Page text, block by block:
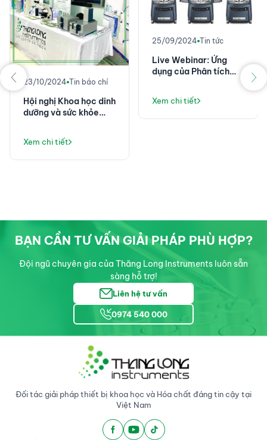
23/10/2024 Tin báo chí
Hội nghị Khoa học dinh
dưỡng và sức khỏe
quân năm 2024
Xem chi tiết
25/09/2024 Tin tức
Live Webinar: Ứng
dụng của Phân tích
nhiệt và lưu biến trong
Công nghiệp điện tử
Xem chi tiết
BẠN CẦN TƯ VẤN GIẢI PHÁP PHÙ HỢP?
Đội ngũ chuyên gia của Thăng Long Instruments luôn sẵn
sàng hỗ trợ!
Liên hệ tư vấn
0974 540 000
Đối tác giải pháp thiết bị khoa học và Hóa chất đáng tin cậy tại
Việt Nam